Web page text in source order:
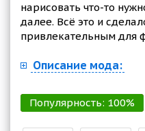
нарисовать что-то
далее. Всё это и
привлекательным для
Описание мода:
Популярность: 100%